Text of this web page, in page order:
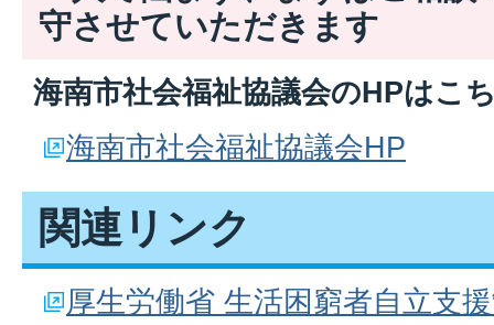
守させていただきます
海南市社会福祉協議会のHPはこ
海南市社会福祉協議会HP
関連リンク
厚生労働省 生活困窮者自立支